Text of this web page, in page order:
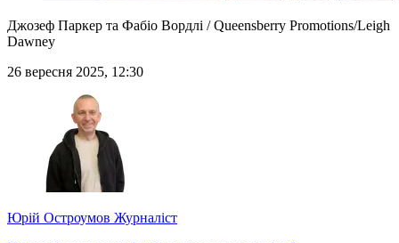
Джозеф Паркер та Фабіо Вордлі / Queensberry Promotions/Leigh
Dawney
26 вересня 2025, 12:30
Юрій Остроумов Журналіст